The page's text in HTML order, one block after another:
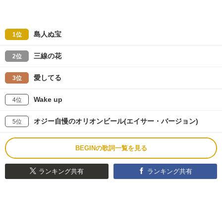
1位 島人ぬ宝
2位 三線の花
3位 愛してる
4位 Wake up
5位 オジー自慢のオリオンビール(エイサー・バージョン)
BEGINの歌詞一覧を見る
ランキング共有 ランキング共有